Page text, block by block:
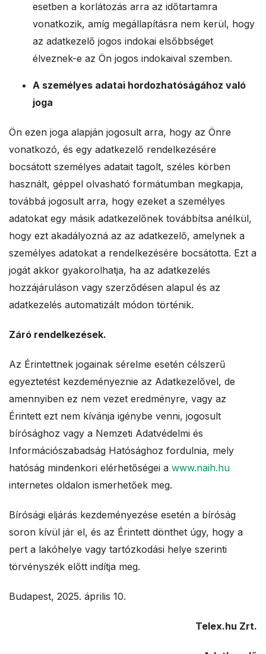
esetben a korlátozás arra az időtartamra
vonatkozik, amíg megállapításra nem kerül, hogy
az adatkezelő jogos indokai elsőbbséget
élveznek-e az Ön jogos indokaival szemben.
A személyes adatai hordozhatóságához való
joga
Ön ezen joga alapján jogosult arra, hogy az Önre
vonatkozó, és egy adatkezelő rendelkezésére
bocsátott személyes adatait tagolt, széles körben
használt, géppel olvasható formátumban megkapja,
továbbá jogosult arra, hogy ezeket a személyes
adatokat egy másik adatkezelőnek továbbítsa anélkül,
hogy ezt akadályozná az az adatkezelő, amelynek a
személyes adatokat a rendelkezésére bocsátotta. Ezt a
jogát akkor gyakorolhatja, ha az adatkezelés
hozzájáruláson vagy szerződésen alapul és az
adatkezelés automatizált módon történik.
Záró rendelkezések.
Az Érintettnek jogainak sérelme esetén célszerű
egyeztetést kezdeményeznie az Adatkezelővel, de
amennyiben ez nem vezet eredményre, vagy az
Érintett ezt nem kívánja igénybe venni, jogosult
bírósághoz vagy a Nemzeti Adatvédelmi és
Információszabadság Hatósághoz fordulnia, mely
hatóság mindenkori elérhetőségei a www.naih.hu
internetes oldalon ismerhetőek meg.
Bírósági eljárás kezdeményezése esetén a bíróság
soron kívül jár el, és az Érintett dönthet úgy, hogy a
pert a lakóhelye vagy tartózkodási helye szerinti
törvényszék előtt indítja meg.
Budapest, 2025. április 10.
Telex.hu Zrt.